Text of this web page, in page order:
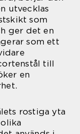
utvecklas
som
ger det en
som ett
till
en
rostiga yta